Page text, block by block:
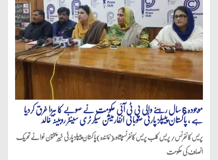
موجودہ 6 سال رہنے والی پی ٹی آئی حکومت نے صوبے کا بیڑا غرق کردیا
ہے ، پاکستان پیپلز پارٹی صوبائی انفارمیشن سیکرٹری سینٹر روبینہ خالد
پریس کا نفرنس/ پریس کلب پریس کانفرنسپشاور(نمائندہ)پا کستان پیپلز پارٹی خیبر پختون خوا نے تحریک
انصاف کی حکومت